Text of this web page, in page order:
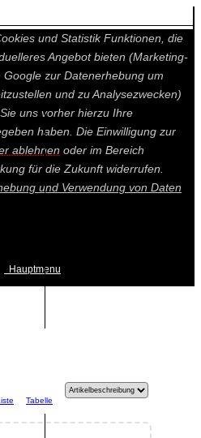
notwendige Cookies gesetzt.
und Statistik Funktionen, die
Angebot bieten (Marketing-
zur Datenerhebung um
und zu Analysezwecken)
uns vorher hierzu Ihre
haben. Die Einwilligung zur
ablehnen oder im Bereich
für die Zukunft widerrufen.
und Verwendung von Daten
Hauptmenu
Tabelle